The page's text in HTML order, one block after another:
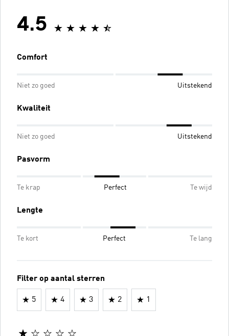
4.5
Comfort
Niet zo goed Uitstekend
Kwaliteit
Niet zo goed Uitstekend
Pasvorm
Te krap Perfect Te wijd
Lengte
Te kort Perfect Te lang
Filter op aantal sterren
5 4 3 2 1